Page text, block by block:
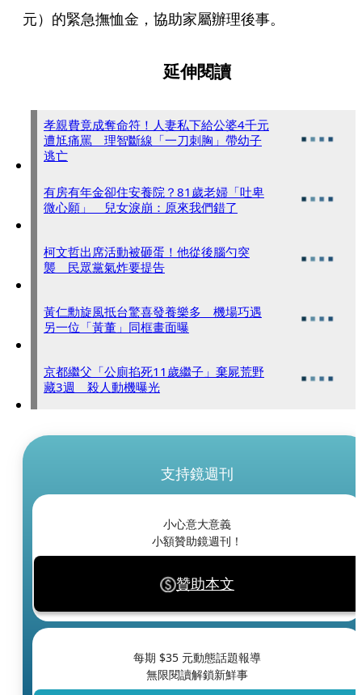
元）的緊急撫恤金，協助家屬辦理後事。
延伸閱讀
孝親費竟成奪命符！人妻私下給公婆4千元
遭尪痛罵 理智斷線「一刀刺胸」帶幼子
逃亡
有房有年金卻住安養院？81歲老婦「吐卑
微心願」 兒女淚崩：原來我們錯了
柯文哲出席活動被砸蛋！他從後腦勺突
襲 民眾黨氣炸要提告
黃仁勳旋風抵台驚喜發養樂多 機場巧遇
另一位「黃董」同框畫面曝
京都繼父「公廁掐死11歲繼子」棄屍荒野
藏3週 殺人動機曝光
支持鏡週刊
小心意大意義
小額贊助鏡週刊！
贊助本文
每期 $35 元動態話題報導
無限閱讀解鎖新鮮事